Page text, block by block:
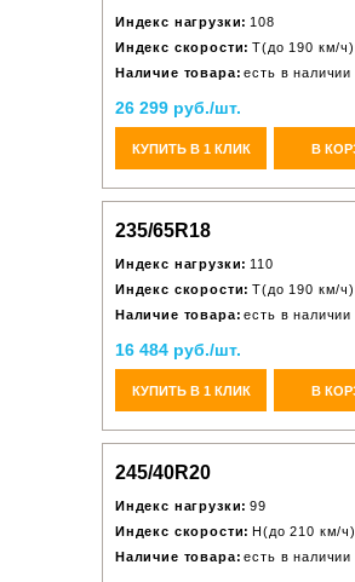
Индекс нагрузки: 108
Индекс скорости: T(до 190 км/ч)
Наличие товара: есть в наличии
26 299 руб./шт.
КУПИТЬ В 1 КЛИК В
235/65R18
Индекс нагрузки: 110
Индекс скорости: T(до 190 км/ч)
Наличие товара: есть в наличии
16 484 руб./шт.
КУПИТЬ В 1 КЛИК В
245/40R20
Индекс нагрузки: 99
Индекс скорости: H(до 210 км/ч)
Наличие товара: есть в наличии